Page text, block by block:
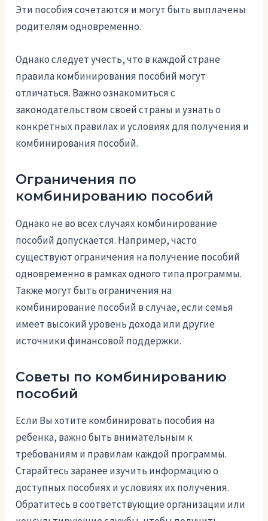
Эти пособия сочетаются и могут быть выплачены
родителям одновременно.
Однако следует учесть, что в каждой стране
правила комбинирования пособий могут
отличаться. Важно ознакомиться с
законодательством своей страны и узнать о
конкретных правилах и условиях для получения и
комбинирования пособий.
Ограничения по
комбинированию пособий
Однако не во всех случаях комбинирование
пособий допускается. Например, часто
существуют ограничения на получение пособий
одновременно в рамках одного типа программы.
Также могут быть ограничения на
комбинирование пособий в случае, если семья
имеет высокий уровень дохода или другие
источники финансовой поддержки.
Советы по комбинированию
пособий
Если Вы хотите комбинировать пособия на
ребенка, важно быть внимательным к
требованиям и правилам каждой программы.
Старайтесь заранее изучить информацию о
доступных пособиях и условиях их получения.
Обратитесь в соответствующие организации или